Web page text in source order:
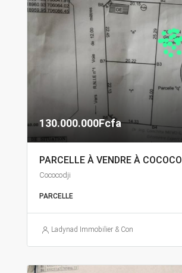
130.000.000Fcfa
PARCELLE À VENDRE À
Cococodji
PARCELLE
Ladynad Immobilier & Construction